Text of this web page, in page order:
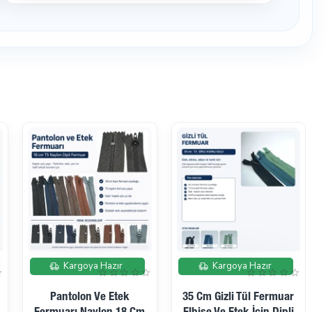
Kargoya Hazır
Pantolon Ve Etek
Kargoya Hazır
35 Cm Gizli Tül Fermuar